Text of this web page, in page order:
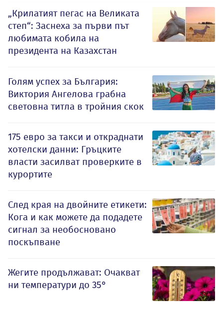
„Крилатият пегас на Великата
степ“: Заснеха за първи път
любимата кобила на
президента на Казахстан
Голям успех за България:
Виктория Ангелова грабна
световна титла в тройния скок
175 евро за такси и откраднати
хотелски данни: Гръцките
власти засилват проверките в
курортите
След края на двойните етикети:
Кога и как можете да подадете
сигнал за необосновано
поскъпване
Жегите продължават: Очакват
ни температури до 35°